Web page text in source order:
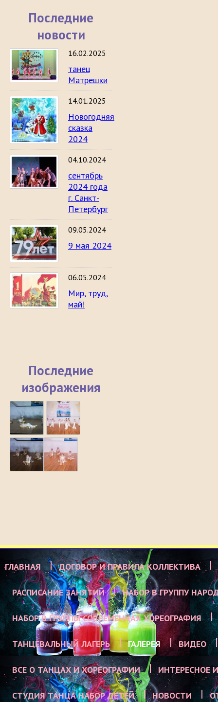
Последние
новости
16.02.2025
танец
Матрешки
14.01.2025
Новогодняя
сказка
2024
04.10.2024
сентябрь
2024 года
г. Санкт-
Петербург
09.05.2024
9 мая 2024
06.05.2024
Мир, труд,
май!
Последние
изображения
ГЛАВНАЯ ДОГОВОР И ПРАВИЛА КОЛЛЕКТИВА
РАСПИСАНИЕ ЗАНЯТИЙ НАБОР В ГРУППУ
НАБОР В ГРУППЫ СОВРЕМЕННАЯ ХОРЕОГРАФИЯ
ТАНЦЕВАЛЬНЫЙ ЛАГЕРЬ ГАЛЕРЕЯ ВИДЕО
ВСЕ О ТАНЦАХ И ХОРЕОГРАФИИ ИНТЕРЕСНОЕ
СТУДИЯ ТАНЦА НАБОР ДЕТЕЙ НОВОСТИ